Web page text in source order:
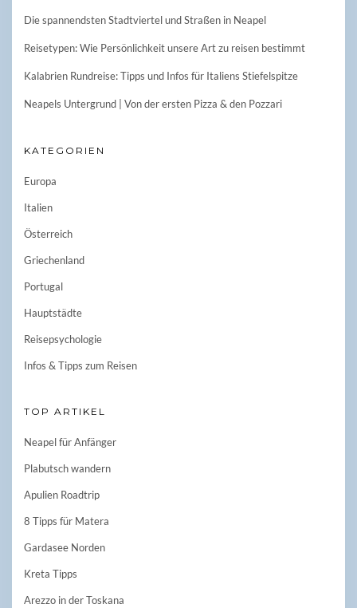
Die spannendsten Stadtviertel und Straßen in Neapel
Reisetypen: Wie Persönlichkeit unsere Art zu reisen bestimmt
Kalabrien Rundreise: Tipps und Infos für Italiens Stiefelspitze
Neapels Untergrund | Von der ersten Pizza & den Pozzari
KATEGORIEN
Europa
Italien
Österreich
Griechenland
Portugal
Hauptstädte
Reisepsychologie
Infos & Tipps zum Reisen
TOP ARTIKEL
Neapel für Anfänger
Plabutsch wandern
Apulien Roadtrip
8 Tipps für Matera
Gardasee Norden
Kreta Tipps
Arezzo in der Toskana